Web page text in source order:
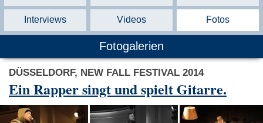
Interviews Videos Fotos
Fotogalerien
DÜSSELDORF, NEW FALL FESTIVAL 2014
Ein Rapper singt und spielt Gitarre.